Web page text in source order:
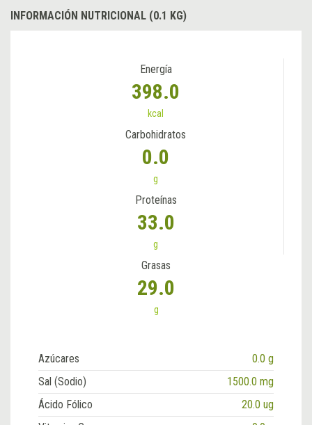
INFORMACIÓN NUTRICIONAL (0.1 KG)
Energía
398.0
kcal
Carbohidratos
0.0
g
Proteínas
33.0
g
Grasas
29.0
g
Azúcares
0.0 g
Sal (Sodio)
1500.0 mg
Ácido Fólico
20.0 ug